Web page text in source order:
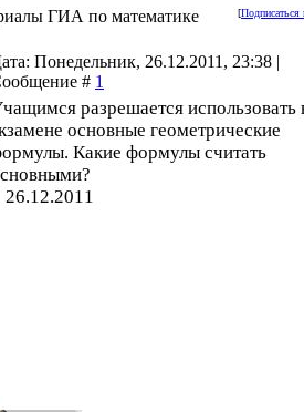
[Подписаться
ГИА по математике
Понедельник, 26.12.2011, 23:38 |
# 1
разрешается использовать
основные геометрические
Какие формулы считать
26.12.2011